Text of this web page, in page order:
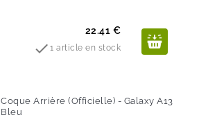
Prix
22.41 €
1 article en stock
Coque Arrière (Officielle) - Galaxy A13
Bleu